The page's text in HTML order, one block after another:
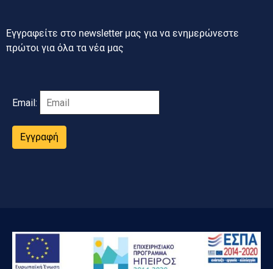
Εγγραφείτε στο newsletter μας για να ενημερώνεστε
πρώτοι για όλα τα νέα μας
Email:
Εγγραφή